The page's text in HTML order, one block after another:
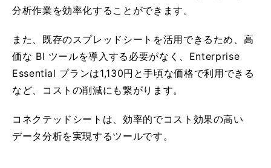
分析作業を効率化することができます。
また、既存のスプレッドシートを活用できるため、高
価な BI ツールを導入する必要がなく、Enterprise
Essential プランは1,130円と手頃な価格で利用できる
など、コストの削減にも繋がります。
コネクテッドシートは、効率的でコスト効果の高い
データ分析を実現するツールです。